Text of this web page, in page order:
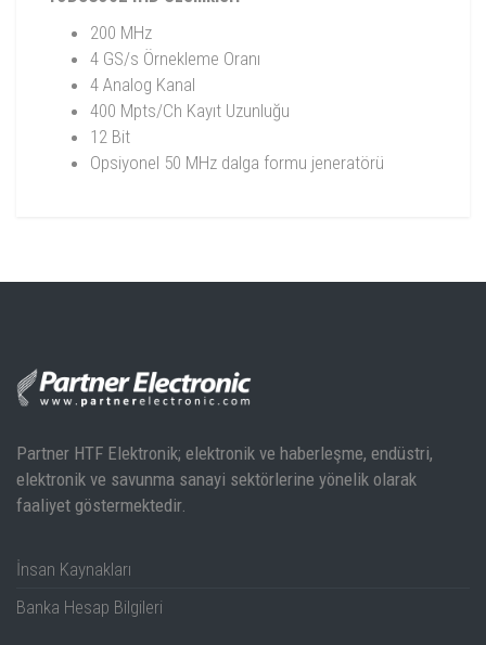
200 MHz
4 GS/s Örnekleme Oranı
4 Analog Kanal
400 Mpts/Ch Kayıt Uzunluğu
12 Bit
Opsiyonel 50 MHz dalga formu jeneratörü
Partner HTF Elektronik; elektronik ve haberleşme, endüstri,
elektronik ve savunma sanayi sektörlerine yönelik olarak
faaliyet göstermektedir.
İnsan Kaynakları
Banka Hesap Bilgileri